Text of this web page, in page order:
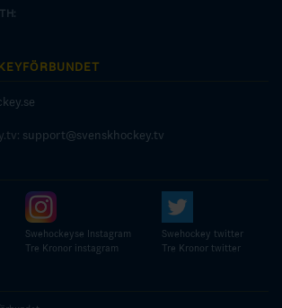
support@svenskhockey.tv
Swehockeyse Instagram
Tre Kronor instagram
Swehockey twitter
Tre Kronor twitter